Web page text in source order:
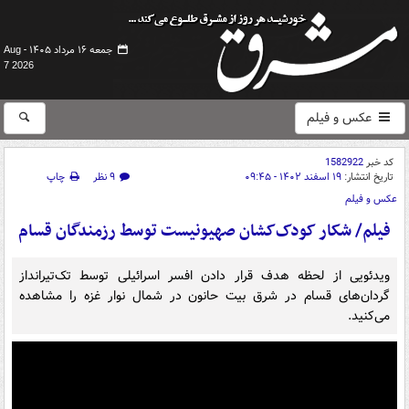
جمعه ۱۶ مرداد ۱۴۰۵ -
Aug
7 2026
عکس و فیلم
کد خبر1582922
تاریخ انتشار: ۱۹ اسفند ۱۴۰۲ - ۰۹:۴۵ ۹ نظر
چاپ
عکس و فیلم
فیلم/ شکار کودک‌کشان صهیونیست توسط رزمندگان قسام
ویدئویی از لحظه هدف قرار دادن افسر اسرائیلی توسط تک‌تیرانداز
گردان‌های قسام در شرق بیت حانون در شمال نوار غزه را مشاهده
می‌کنید.